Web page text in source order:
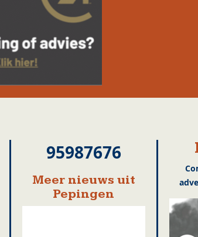
95987676
Meer nieuws uit
Pepingen